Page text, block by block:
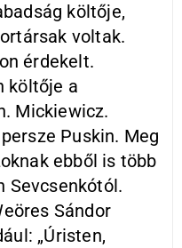
költője,
voltak.
érdekelt.
költője a
Mickiewicz.
Puskin. Meg
ebből is több
Sándor
„Úristen,